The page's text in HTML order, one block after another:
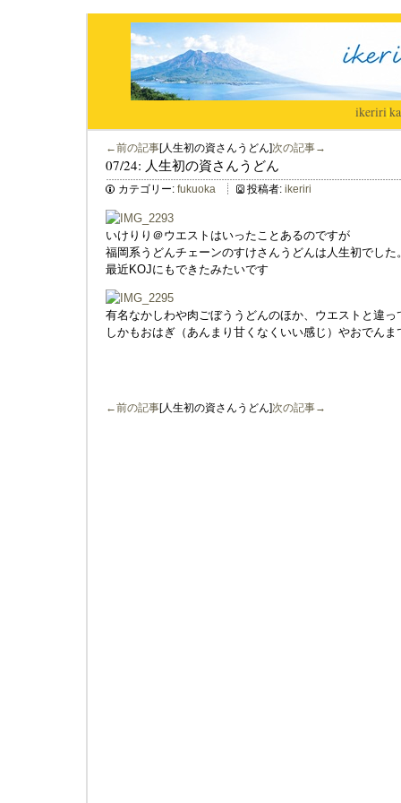
ikeriri|
←前の記事[人生初の資さんうどん]次の記事→
07/24: 人生初の資さんうどん
カテゴリー: fukuoka 投稿者: ikeriri
いけりり＠ウエストはいったことあるのですが
福岡系うどんチェーンのすけさんうどんは人生初でした
最近KOJにもできたみたいです
有名なかしわや肉ごぼううどんのほか、ウエストと違っ
しかもおはぎ（あんまり甘くなくいい感じ）やおでんま
←前の記事[人生初の資さんうどん]次の記事→